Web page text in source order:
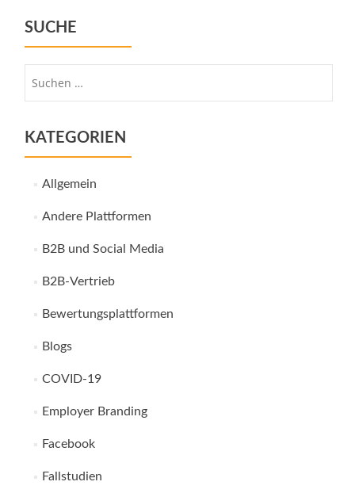
SUCHE
KATEGORIEN
Allgemein
Andere Plattformen
B2B und Social Media
B2B-Vertrieb
Bewertungsplattformen
Blogs
COVID-19
Employer Branding
Facebook
Fallstudien